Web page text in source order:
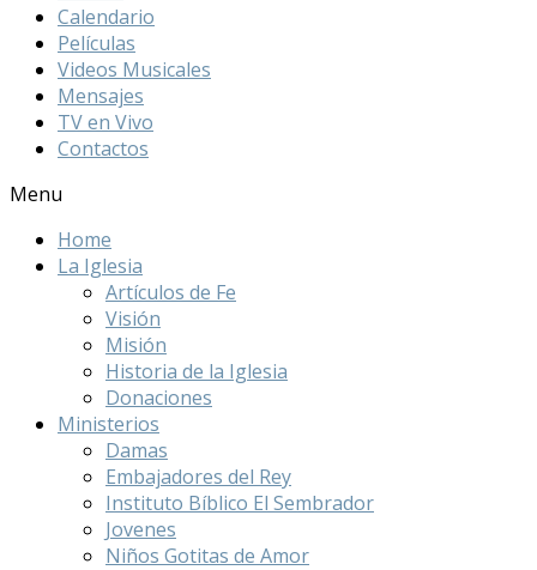
Calendario
Películas
Videos Musicales
Mensajes
TV en Vivo
Contactos
Menu
Home
La Iglesia
Artículos de Fe
Visión
Misión
Historia de la Iglesia
Donaciones
Ministerios
Damas
Embajadores del Rey
Instituto Bíblico El Sembrador
Jovenes
Niños Gotitas de Amor